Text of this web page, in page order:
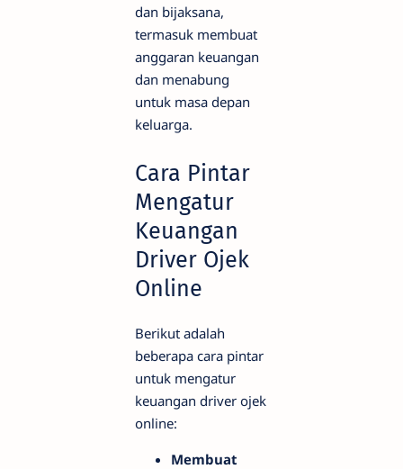
dan bijaksana,
termasuk membuat
anggaran keuangan
dan menabung
untuk masa depan
keluarga.
Cara Pintar
Mengatur
Keuangan
Driver Ojek
Online
Berikut adalah
beberapa cara pintar
untuk mengatur
keuangan driver ojek
online:
Membuat